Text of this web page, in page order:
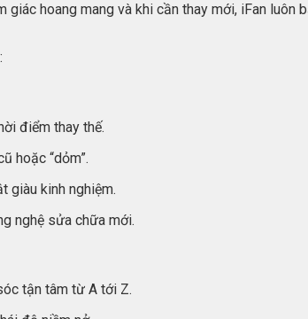
hoang mang và khi cần thay mới, iFan luôn
điểm thay thế.
hoặc “dỏm”.
giàu kinh nghiệm.
nghệ sửa chữa mới.
tận tâm từ A tới Z.